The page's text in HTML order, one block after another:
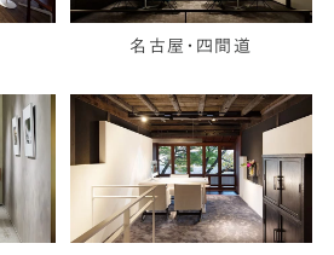
名古屋・四間道